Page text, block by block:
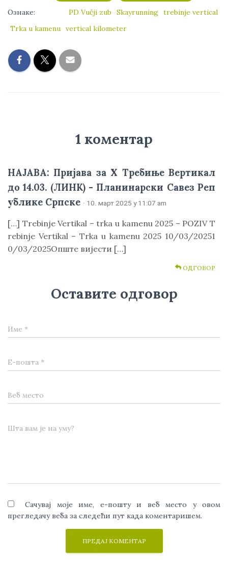
Ознаке: PD Vučji zub Skayrunning trebinje vertical
Trka u kamenu vertical kilometer
1 коментар
НАЈАВА: Пријава за X Требиње Вертикал
до 14.03. (ЛИНК) - Планинарски Савез Реп
ублике Српске · 10. март 2025 у 11:07 am
[…] Trebinje Vertikal – trka u kamenu 2025 – POZIV T
rebinje Vertikal – Trka u kamenu 2025 10/03/20251
0/03/2025Опште вијести […]
ОДГОВОР
Оставите одговор
Име *
Е-пошта *
Веб место
Шта вам је на уму?
Сачувај моје име, е-пошту и веб место у овом
прегледачу веба за следећи пут када коментаришем.